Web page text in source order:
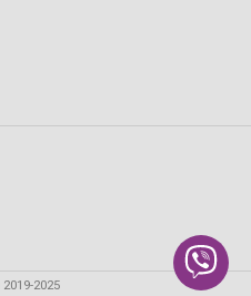
2019-2025